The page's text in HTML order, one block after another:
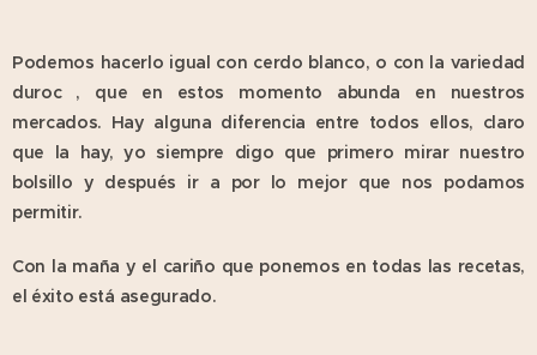
Podemos hacerlo igual con cerdo blanco, o con la variedad
duroc , que en estos momento abunda en nuestros
mercados. Hay alguna diferencia entre todos ellos, claro
que la hay, yo siempre digo que primero mirar nuestro
bolsillo y después ir a por lo mejor que nos podamos
permitir.
Con la maña y el cariño que ponemos en todas las recetas,
el éxito está asegurado.